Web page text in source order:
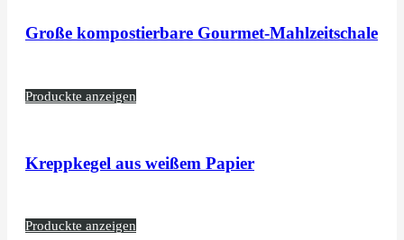
Große kompostierbare Gourmet-Mahlzeitschale
Produckte anzeigen
Kreppkegel aus weißem Papier
Produckte anzeigen